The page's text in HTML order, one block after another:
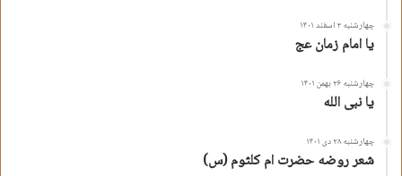
چهارشنبه ۳ اسفند ۱۴۰۱
یا امام زمان عج
چهارشنبه ۲۶ بهمن ۱۴۰۱
یا نبی الله
چهارشنبه ۲۸ دی ۱۴۰۱
شعر روضه حضرت ام کلثوم (س)